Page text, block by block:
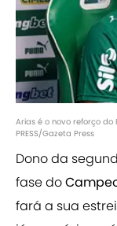
Arias é o novo reforço do
PRESS/Gazeta Press
Dono da
fase do
fará a sua